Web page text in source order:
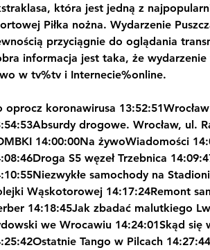
która jest jedną z
Piłka nożna. Wydarzenie
przyciągnie do oglądania
informacja jest taka, że
w tv%tv i Internecie%online.
oprocz koronawirusa
drogowe. Wrocław, ul.
14:00:00Na żywoWiadomości
S5 węzeł Trzebnica
samochody na
Wąskotorowej 14:17:24Remont
14:18:45Jak zbadać malutkiego
we Wrocawiu 14:24:01Skąd się
Tango w Pilcach